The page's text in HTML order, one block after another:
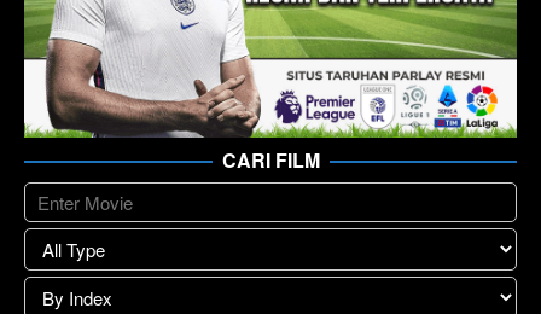
CARI FILM